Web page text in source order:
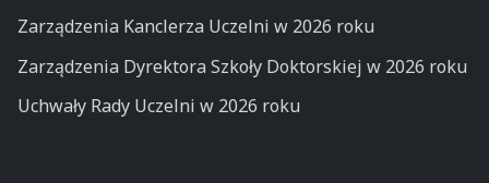
Zarządzenia Kanclerza Uczelni w 2026 roku
Zarządzenia Dyrektora Szkoły Doktorskiej w 2026 roku
Uchwały Rady Uczelni w 2026 roku